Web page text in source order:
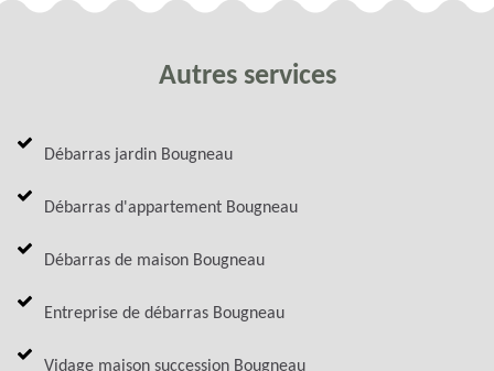
Autres services
Débarras jardin Bougneau
Débarras d'appartement Bougneau
Débarras de maison Bougneau
Entreprise de débarras Bougneau
Vidage maison succession Bougneau